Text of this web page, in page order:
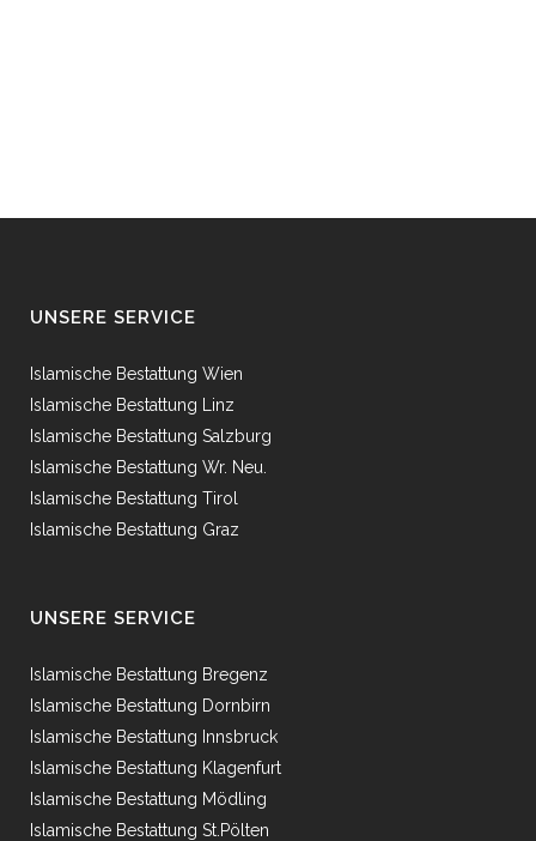
UNSERE SERVICE
Islamische Bestattung Wien
Islamische Bestattung Linz
Islamische Bestattung Salzburg
Islamische Bestattung Wr. Neu.
Islamische Bestattung Tirol
Islamische Bestattung Graz
UNSERE SERVICE
Islamische Bestattung Bregenz
Islamische Bestattung Dornbirn
Islamische Bestattung Innsbruck
Islamische Bestattung Klagenfurt
Islamische Bestattung Mödling
Islamische Bestattung St.Pölten